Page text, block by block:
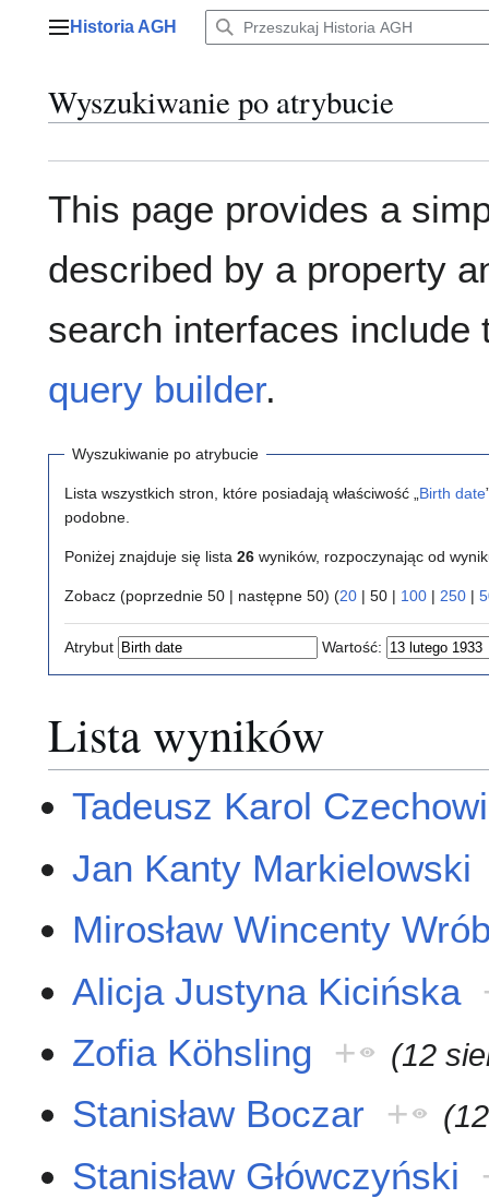
Menu główne
Historia AGH
Wyszukiwanie po atrybucie
This page provides a
described by a property
search interfaces include
query builder.
Wyszukiwanie po atrybucie
Lista wszystkich stron, które posiadają właściwość „ Birth date
podobne.
Poniżej znajduje się lista 26 wyników, rozpoczynając od
Zobacz (poprzednie 50 | następne 50) (20 | 50 | 100 | 250 |
Atrybut Wartość:
Lista wyników
Tadeusz Karol
Jan Kanty Markielowski
Mirosław Wincenty
Alicja Justyna Kicińska
Zofia Köhsling + (12
Stanisław Boczar +
Stanisław Główczyński